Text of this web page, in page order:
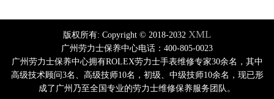
版权所有: Copyright © 2018-2032 XML
广州劳力士保养中心电话：400-805-0023
广州劳力士保养中心拥有ROLEX劳力士手表维修专家30余名，其中
高级技术顾问3名、高级技师10名，初级、中级技师10余名，现已形
成了广州乃至全国专业的劳力士维修保养服务团队。